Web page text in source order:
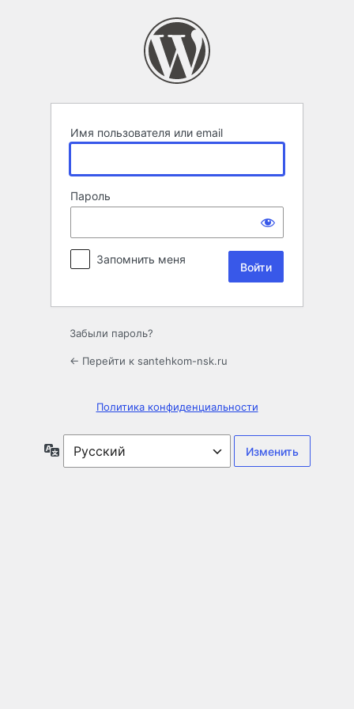
Имя пользователя или email
Пароль
Запомнить меня
Забыли пароль?
← Перейти к santehkom-nsk.ru
Политика конфиденциальности
Язык